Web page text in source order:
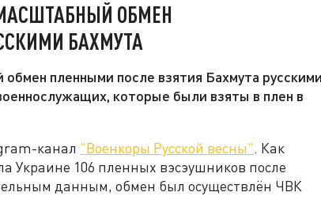
ОБМЕН
БАХМУТА
пленными после взятия Бахмута русскими
которые были взяты в плен в
канал "Военкоры Русской весны". Как
Украине 106 пленных вэсэушников после
данным, обмен был осуществлён ЧВК